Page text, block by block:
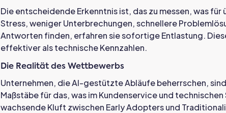
Die entscheidende Erkenntnis ist, das zu messen, was
Stress, weniger Unterbrechungen, schnellere
Antworten finden, erfahren sie sofortige Entlastung.
effektiver als technische Kennzahlen.
Die Realität des Wettbewerbs
Unternehmen, die AI-gestützte Abläufe beherrschen,
Maßstäbe für das, was im Kundenservice und
wachsende Kluft zwischen Early Adopters und